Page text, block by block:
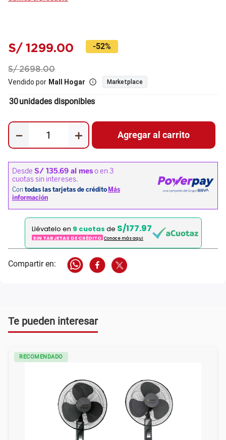
S/ 1299.00 -52%
S/ 2698.00
Vendido por Mall Hogar Marketplace
30unidades disponibles
＋
－ Agregar al carrito
Llévatelo en 9 cuotas de S/177.97
SIN TARJETAS DE CRÉDITO Conoce más aqui
Te pueden interesar
RECOMENDADO